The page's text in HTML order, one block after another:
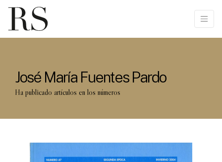
José María Fuentes Pardo
Ha publicado artículos en los números